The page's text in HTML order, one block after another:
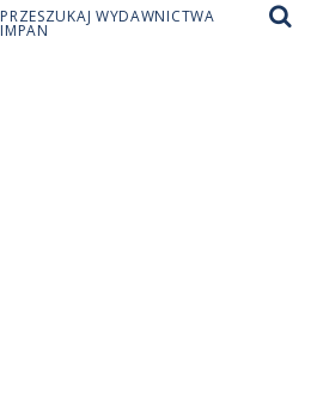
PRZESZUKAJ WYDAWNICTWA
IMPAN